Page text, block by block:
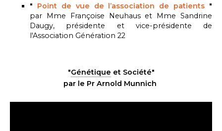
" Point de vue de l’association de patients "
par Mme Françoise Neuhaus et Mme Sandrine
Daugy, présidente et vice-présidente de
l'Association Génération 22
"Génétique et Société"
par le Pr Arnold Munnich